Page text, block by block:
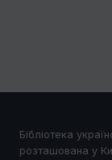
Бібліотека
розташована у